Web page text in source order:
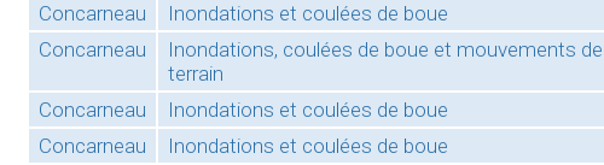
Concarneau
Inondations et coulées de boue
Concarneau
Inondations, coulées de boue et mouvements de
terrain
Concarneau Inondations et coulées de boue
Concarneau
Inondations et coulées de boue